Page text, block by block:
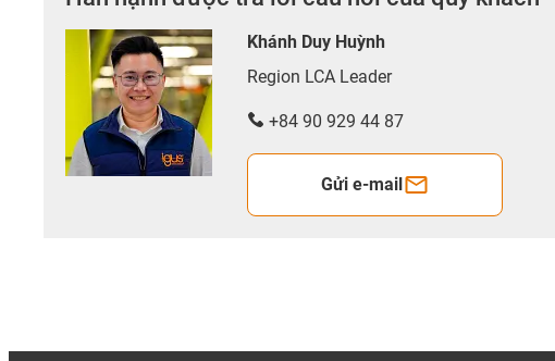
Khánh Duy Huỳnh
Region LCA Leader
+84 90 929 44 87
Gửi e-mail